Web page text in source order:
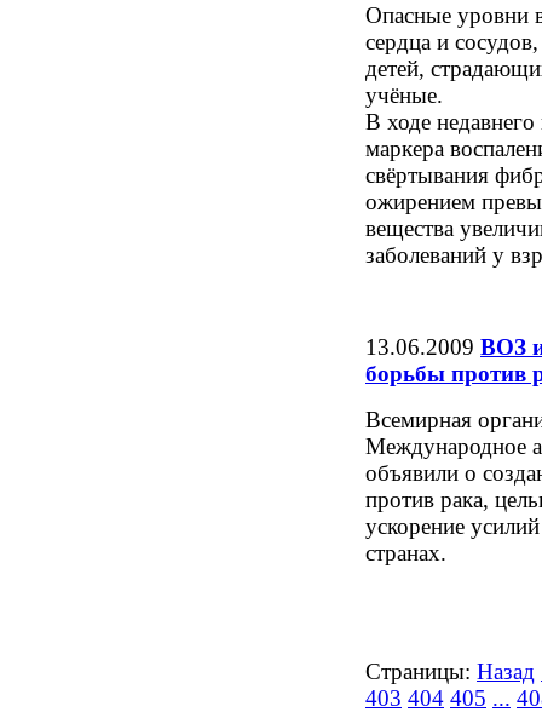
Опасные уровни
сердца и
детей,
учёные.
В ходе
маркера
свёртывания
ожирением
вещества
заболеваний у
13.06.2009 ВОЗ
борьбы против
Всемирная
Международное
объявили о
против рака,
ускорение
странах.
Страницы: Назад
403 404 405 ...